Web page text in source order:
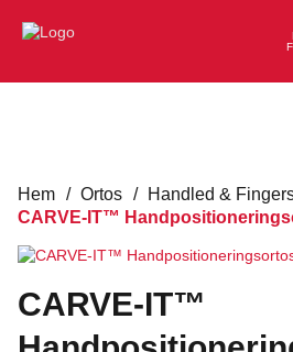
Hem / Ortos / Handled &
CARVE-IT™
CARVE-IT™